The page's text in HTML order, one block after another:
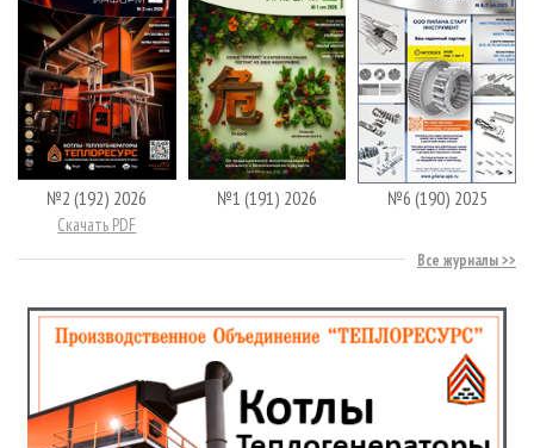
№2 (192) 2026
Скачать PDF
№1 (191) 2026 №6 (190) 2025
Все журналы